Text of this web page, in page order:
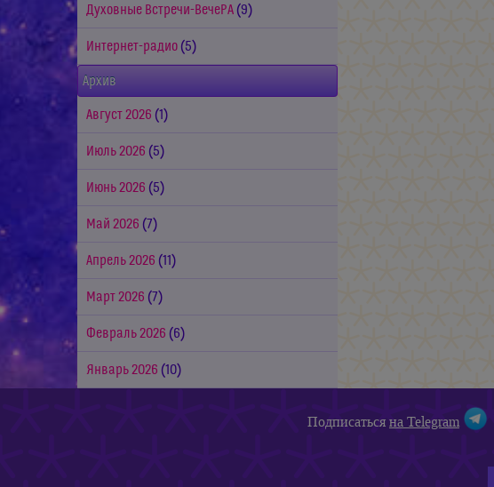
Духовные Встречи-ВечеРА (9)
Интернет-радио (5)
Архив
Август 2026 (1)
Июль 2026 (5)
Июнь 2026 (5)
Май 2026 (7)
Апрель 2026 (11)
Март 2026 (7)
Февраль 2026 (6)
Январь 2026 (10)
Подписатьсяна Telegram